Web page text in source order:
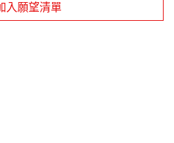
入願望清單